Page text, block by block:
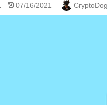
07/16/2021 CryptoDog